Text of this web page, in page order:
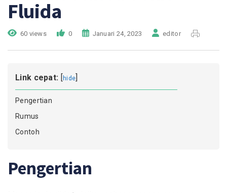
Fluida
60 views 0 Januari 24, 2023 editor
Link cepat: [hide]
Pengertian
Rumus
Contoh
Pengertian